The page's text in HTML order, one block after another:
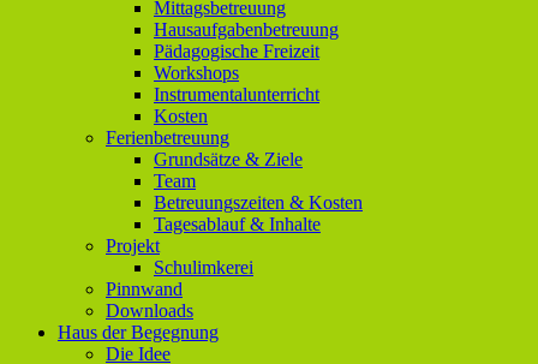
Mittagsbetreuung
Hausaufgabenbetreuung
Pädagogische Freizeit
Workshops
Instrumentalunterricht
Kosten
Ferienbetreuung
Grundsätze & Ziele
Team
Betreuungszeiten & Kosten
Tagesablauf & Inhalte
Projekt
Schulimkerei
Pinnwand
Downloads
Haus der Begegnung
Die Idee